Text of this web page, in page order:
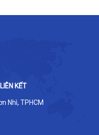
KẾT
Nhì, TPHCM